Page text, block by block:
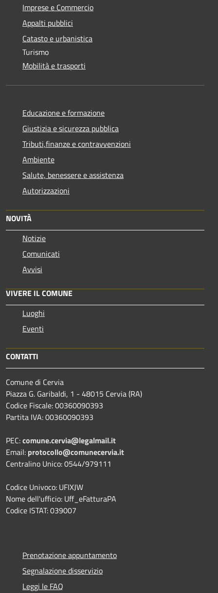
Imprese e Commercio
Appalti pubblici
Catasto e urbanistica
Turismo
Mobilità e trasporti
Educazione e formazione
Giustizia e sicurezza pubblica
Tributi,finanze e contravvenzioni
Ambiente
Salute, benessere e assistenza
Autorizzazioni
NOVITÀ
Notizie
Comunicati
Avvisi
VIVERE IL COMUNE
Luoghi
Eventi
CONTATTI
Comune di Cervia
Piazza G. Garibaldi, 1 - 48015 Cervia (RA)
Codice Fiscale: 00360090393
Partita IVA: 00360090393
PEC:comune.cervia@legalmail.it
Email: protocollo@comunecervia.it
Centralino Unico: 0544/979111
Codice Univoco: UFIXJW
Nome dell'ufficio: Uff_eFatturaPA
Codice ISTAT: 039007
Prenotazione appuntamento
Segnalazione disservizio
Leggi le FAQ